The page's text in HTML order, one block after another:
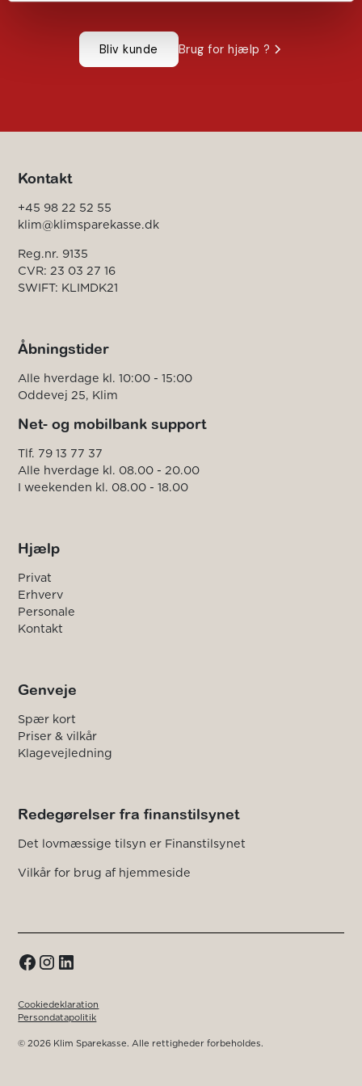
Bliv kunde Brug for hjælp ?
Kontakt
+45 98 22 52 55
klim@klimsparekasse.dk
Reg.nr. 9135
CVR: 23 03 27 16
SWIFT: KLIMDK21
Åbningstider
Alle hverdage kl. 10:00 - 15:00
Oddevej 25, Klim
Net- og mobilbank support
Tlf. 79 13 77 37
Alle hverdage kl. 08.00 - 20.00
I weekenden kl. 08.00 - 18.00
Hjælp
Privat
Erhverv
Personale
Kontakt
Genveje
Spær kort
Priser & vilkår
Klagevejledning
Redegørelser fra finanstilsynet
Det lovmæssige tilsyn er Finanstilsynet
Vilkår for brug af hjemmeside
© 2026 Klim Sparekasse. Alle rettigheder forbeholdes.
Cookiedeklaration
Persondatapolitik